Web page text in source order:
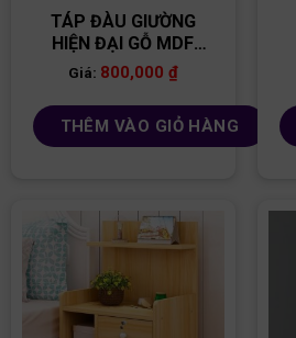
TÁP ĐÀU GIƯỜNG
HIỆN ĐẠI GỖ MDF
TĐG06
Giá: 800,000 ₫
THÊM VÀO GIỎ HÀNG